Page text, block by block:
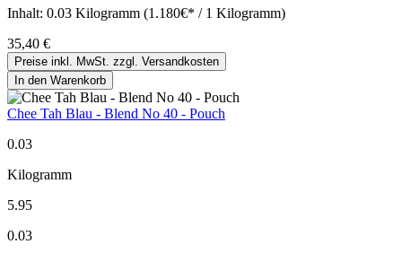
Inhalt: 0.03 Kilogramm (1.180€* / 1 Kilogramm)
35,40 €
Preise inkl. MwSt. zzgl. Versandkosten
In den Warenkorb
Chee Tah Blau - Blend No 40 - Pouch
0.03
Kilogramm
5.95
0.03